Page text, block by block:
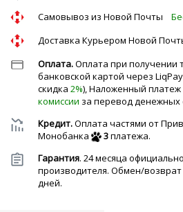
Cамовывоз из Новой Почты
Доставка Курьером Новой
Оплата.Оплата при получении
банковской картой через
скидка 2%), Наложенный
комиссии за перевод денежных
Кредит.Оплата частями от
Монобанка
3платежа.
Гарантия. 24 месяца
производителя. Обмен/
дней.